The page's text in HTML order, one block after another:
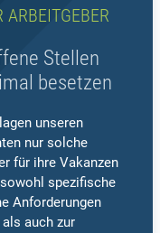
ARBEITGEBER
Stellen
besetzen
unseren
nur solche
für ihre Vakanzen
spezifische
Anforderungen
auch zur